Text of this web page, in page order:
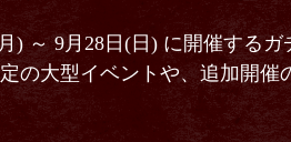
) ～ 9月28日(日) に開催する
の大型イベントや、追加開催